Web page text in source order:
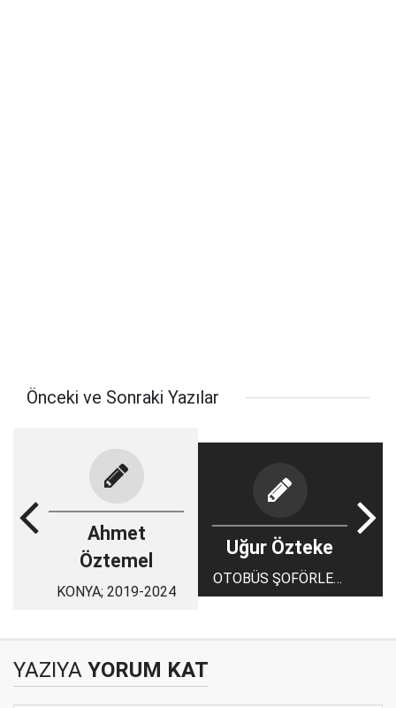
Önceki ve Sonraki Yazılar
Ahmet
Öztemel
KONYA; 2019-2024
Uğur Özteke
OTOBÜS ŞOFÖRLERİ
EYLEM Mİ YAPACAK?
YAZIYA YORUM KAT